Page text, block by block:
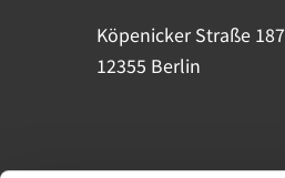
Köpenicker Straße 187
12355 Berlin